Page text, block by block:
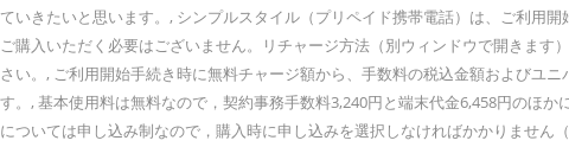
ていきたいと思います。, シンプルスタイル（プリペイド携帯電話）は、ご利用
ご購入いただく必要はございません。リチャージ方法（別ウィンドウで開きま
さい。, ご利用開始手続き時に無料チャージ額から、手数料の税込金額およびユ
す。, 基本使用料は無料なので，契約事務手数料3,240円と端末代金6,458円のほ
については申し込み制なので，購入時に申し込みを選択しなければかかりませ